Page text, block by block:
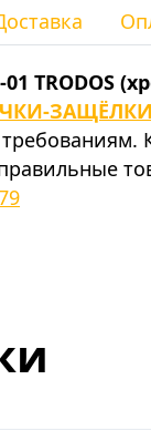
TRODOS
ЗАЩЁЛКИ